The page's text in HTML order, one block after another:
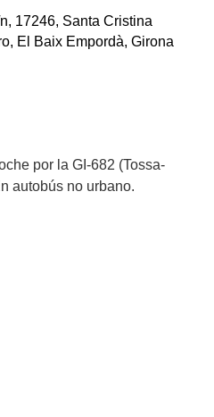
17246, Santa Cristina
El Baix Empordà, Girona
por la GI-682 (Tossa-
autobús no urbano.